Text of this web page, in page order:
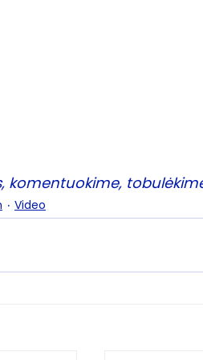
komentuokime,
Video